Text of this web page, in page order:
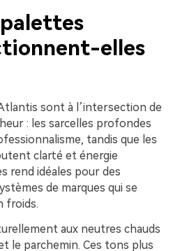
elles
sont à l’intersection de
: les sarcelles profondes
tandis que les
clarté et énergie
rend idéales pour des
de marques qui se
froids.
aux neutres chauds
le parchemin. Ces tons plus